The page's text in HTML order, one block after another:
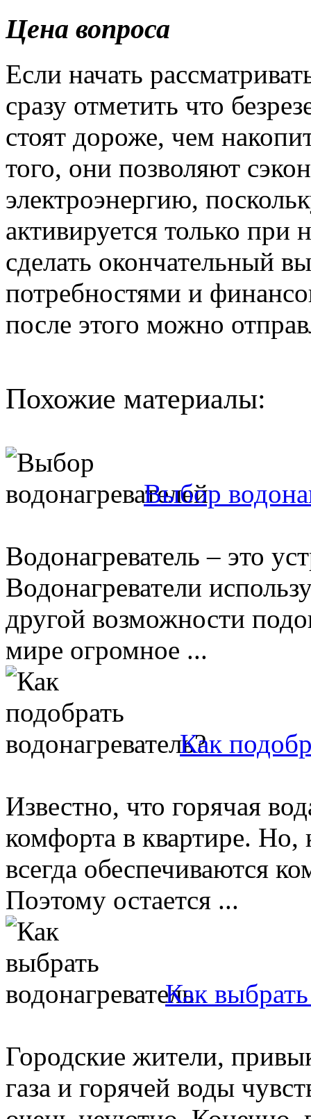
Цена вопроса
Если начать
сразу отметить что
стоят дороже, чем
того, они позволяют
электроэнергию,
активируется только
сделать окончательный
потребностями и
после этого можно
Похожие материалы:
Выбор
Водонагреватель – это
Водонагреватели
другой возможности
мире огромное ...
Как
Известно, что горячая
комфорта в квартире. Но,
всегда обеспечиваются
Поэтому остается ...
Как выбрать
Городские жители,
газа и горячей воды